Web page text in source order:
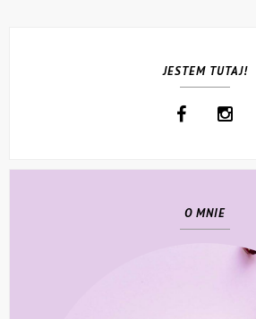
JESTEM TUTAJ!
O MNIE